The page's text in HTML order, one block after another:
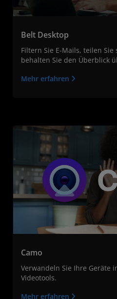
Belt Desktop
Filtern Sie E-Mails, teilen
behalten Sie den Überblick
Mehr erfahren
Camo
Verwandeln Sie Ihre Geräte
Videotools.
Mehr erfahren